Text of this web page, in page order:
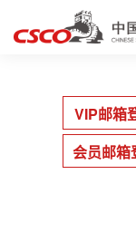
VIP邮箱
会员邮箱